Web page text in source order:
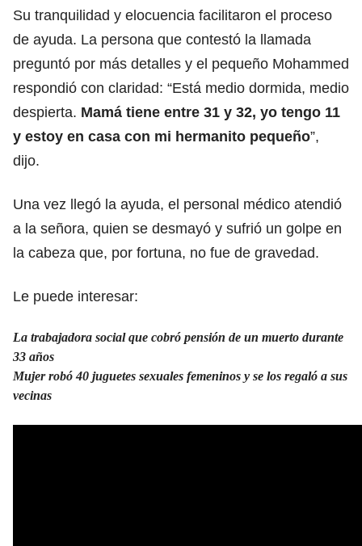
Su tranquilidad y elocuencia facilitaron el proceso
de ayuda. La persona que contestó la llamada
preguntó por más detalles y el pequeño Mohammed
respondió con claridad: “Está medio dormida, medio
despierta. Mamá tiene entre 31 y 32, yo tengo 11
y estoy en casa con mi hermanito pequeño”,
dijo.
Una vez llegó la ayuda, el personal médico atendió
a la señora, quien se desmayó y sufrió un golpe en
la cabeza que, por fortuna, no fue de gravedad.
Le puede interesar:
La trabajadora social que cobró pensión de un muerto durante
33 años
Mujer robó 40 juguetes sexuales femeninos y se los regaló a sus
vecinas